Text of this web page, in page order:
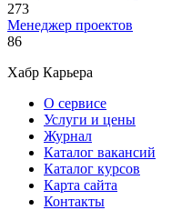
273
Менеджер проектов
86
Хабр Карьера
О сервисе
Услуги и цены
Журнал
Каталог вакансий
Каталог курсов
Карта сайта
Контакты